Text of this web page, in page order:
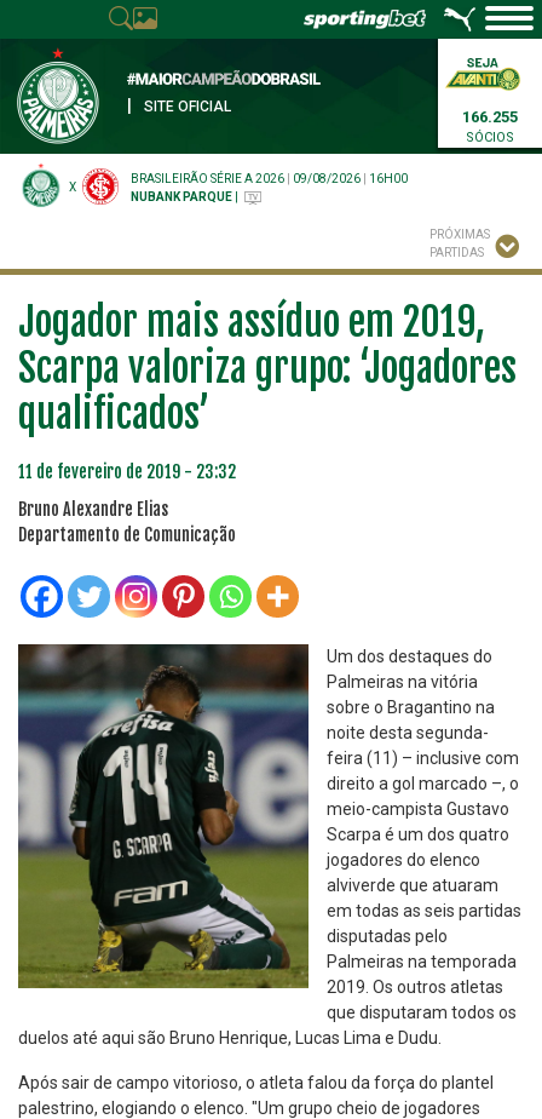
SITE OFICIAL
166.255
SÓCIOS
X
BRASILEIRÃO SÉRIE A 2026 09/08/2026
16H00
NUBANK PARQUE
PRÓXIMAS
PARTIDAS
Jogador mais assíduo em 2019,
Scarpa valoriza grupo: ‘Jogadores
qualificados’
11 de fevereiro de 2019 - 23:32
Bruno Alexandre Elias
Departamento de Comunicação
Um dos destaques do
Palmeiras na vitória
sobre o Bragantino na
noite desta segunda-
feira (11) – inclusive com
direito a gol marcado –, o
meio-campista Gustavo
Scarpa é um dos quatro
jogadores do elenco
alviverde que atuaram
em todas as seis partidas
disputadas pelo
Palmeiras na temporada
2019. Os outros atletas
que disputaram todos os
duelos até aqui são Bruno Henrique, Lucas Lima e Dudu.
Após sair de campo vitorioso, o atleta falou da força do plantel
palestrino, elogiando o elenco. "Um grupo cheio de jogadores